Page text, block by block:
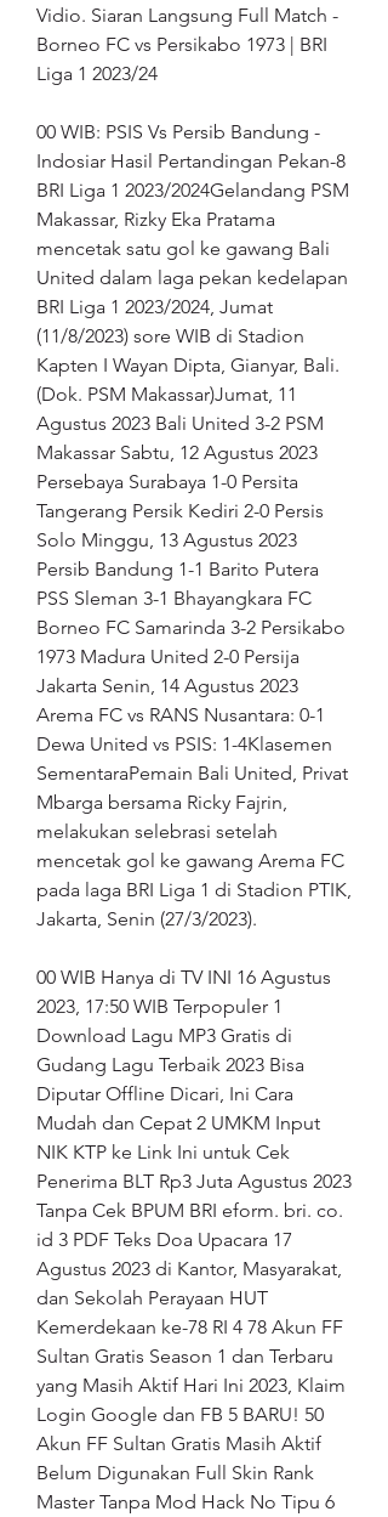
Vidio. Siaran Langsung Full Match -
Borneo FC vs Persikabo 1973 | BRI
Liga 1 2023/24
00 WIB: PSIS Vs Persib Bandung -
Indosiar Hasil Pertandingan Pekan-8
BRI Liga 1 2023/2024Gelandang PSM
Makassar, Rizky Eka Pratama
mencetak satu gol ke gawang Bali
United dalam laga pekan kedelapan
BRI Liga 1 2023/2024, Jumat
(11/8/2023) sore WIB di Stadion
Kapten I Wayan Dipta, Gianyar, Bali.
(Dok. PSM Makassar)Jumat, 11
Agustus 2023 Bali United 3-2 PSM
Makassar Sabtu, 12 Agustus 2023
Persebaya Surabaya 1-0 Persita
Tangerang Persik Kediri 2-0 Persis
Solo Minggu, 13 Agustus 2023
Persib Bandung 1-1 Barito Putera
PSS Sleman 3-1 Bhayangkara FC
Borneo FC Samarinda 3-2 Persikabo
1973 Madura United 2-0 Persija
Jakarta Senin, 14 Agustus 2023
Arema FC vs RANS Nusantara: 0-1
Dewa United vs PSIS: 1-4Klasemen
SementaraPemain Bali United, Privat
Mbarga bersama Ricky Fajrin,
melakukan selebrasi setelah
mencetak gol ke gawang Arema FC
pada laga BRI Liga 1 di Stadion PTIK,
Jakarta, Senin (27/3/2023).
00 WIB Hanya di TV INI 16 Agustus
2023, 17:50 WIB Terpopuler 1
Download Lagu MP3 Gratis di
Gudang Lagu Terbaik 2023 Bisa
Diputar Offline Dicari, Ini Cara
Mudah dan Cepat 2 UMKM Input
NIK KTP ke Link Ini untuk Cek
Penerima BLT Rp3 Juta Agustus 2023
Tanpa Cek BPUM BRI eform. bri. co.
id 3 PDF Teks Doa Upacara 17
Agustus 2023 di Kantor, Masyarakat,
dan Sekolah Perayaan HUT
Kemerdekaan ke-78 RI 4 78 Akun FF
Sultan Gratis Season 1 dan Terbaru
yang Masih Aktif Hari Ini 2023, Klaim
Login Google dan FB 5 BARU! 50
Akun FF Sultan Gratis Masih Aktif
Belum Digunakan Full Skin Rank
Master Tanpa Mod Hack No Tipu 6